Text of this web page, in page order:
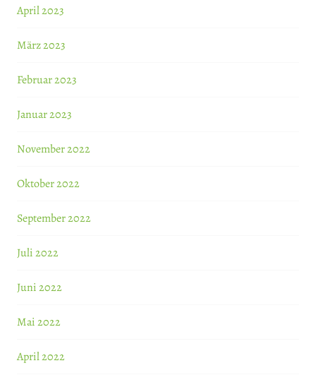
April 2023
März 2023
Februar 2023
Januar 2023
November 2022
Oktober 2022
September 2022
Juli 2022
Juni 2022
Mai 2022
April 2022